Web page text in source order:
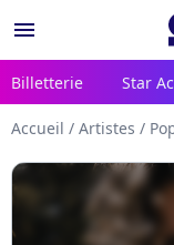
menu
Billetterie Star
Accueil / Artistes /